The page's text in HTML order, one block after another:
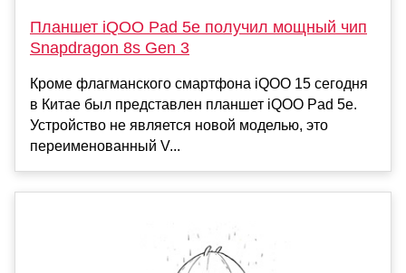
Планшет iQOO Pad 5e получил мощный чип
Snapdragon 8s Gen 3
Кроме флагманского смартфона iQOO 15 сегодня
в Китае был представлен планшет iQOO Pad 5e.
Устройство не является новой моделью, это
переименованный V...